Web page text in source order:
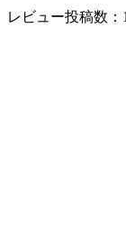
レビュー投稿数：